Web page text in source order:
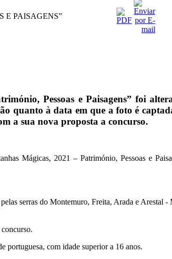
E PAISAGENS”
Pessoas e Paisagens” foi
quanto à data em que a foto é
a sua nova proposta a concurso.
Mágicas, 2021 – Património, Pessoas e
serras do Montemuro, Freita, Arada e Arestal -
portuguesa, com idade superior a 16 anos.